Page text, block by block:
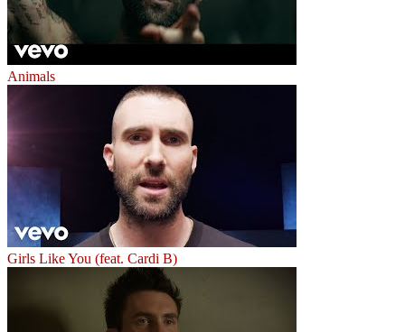
Animals
Girls Like You (feat. Cardi B)